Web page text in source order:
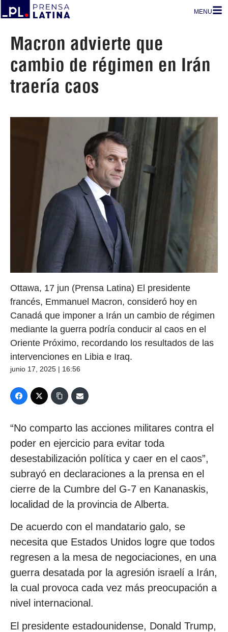
MENU
Macron advierte que
cambio de régimen en Irán
traería caos
Ottawa, 17 jun (Prensa Latina) El presidente
francés, Emmanuel Macron, consideró hoy en
Canadá que imponer a Irán un cambio de régimen
mediante la guerra podría conducir al caos en el
Oriente Próximo, recordando los resultados de las
intervenciones en Libia e Iraq.
junio 17, 2025 | 16:56
“No comparto las acciones militares contra el
poder en ejercicio para evitar toda
desestabilización política y caer en el caos”,
subrayó en declaraciones a la prensa en el
cierre de la Cumbre del G-7 en Kananaskis,
localidad de la provincia de Alberta.
De acuerdo con el mandatario galo, se
necesita que Estados Unidos logre que todos
regresen a la mesa de negociaciones, en una
guerra desatada por la agresión israelí a Irán,
la cual provoca cada vez más preocupación a
nivel internacional.
El presidente estadounidense, Donald Trump,